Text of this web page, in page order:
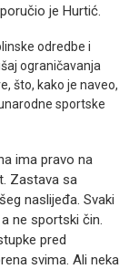
je Hurtić.
odredbe i
ograničavanja
što, kako je naveo,
sportske
ima pravo na
Zastava sa
naslijeđa. Svaki
ne sportski čin.
pred
svima. Ali neka